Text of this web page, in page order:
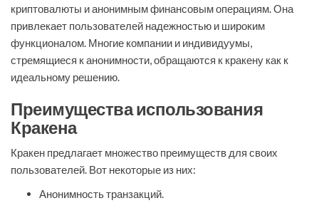
криптовалюты и анонимным финансовым операциям. Она
привлекает пользователей надежностью и широким
функционалом. Многие компании и индивидуумы,
стремящиеся к анонимности, обращаются к кракену как к
идеальному решению.
Преимущества использования
Кракена
Кракен предлагает множество преимуществ для своих
пользователей. Вот некоторые из них:
Анонимность транзакций.